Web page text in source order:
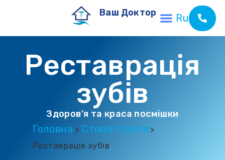
Ваш Доктор Ru
Реставрація
зубів
Здоров’я та краса посмішки
Головна > Стоматологія >
Реставрація зубів